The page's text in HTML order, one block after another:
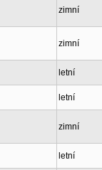
zimní
zimní
letní
letní
zimní
letní